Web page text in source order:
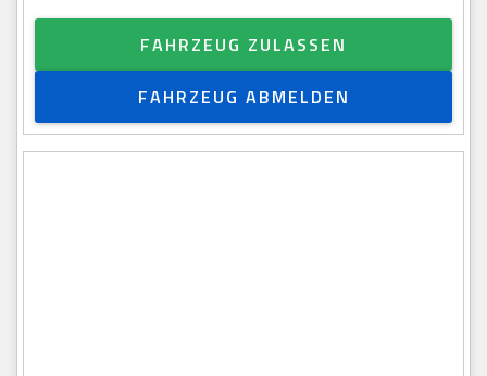
FAHRZEUG ZULASSEN
FAHRZEUG ABMELDEN